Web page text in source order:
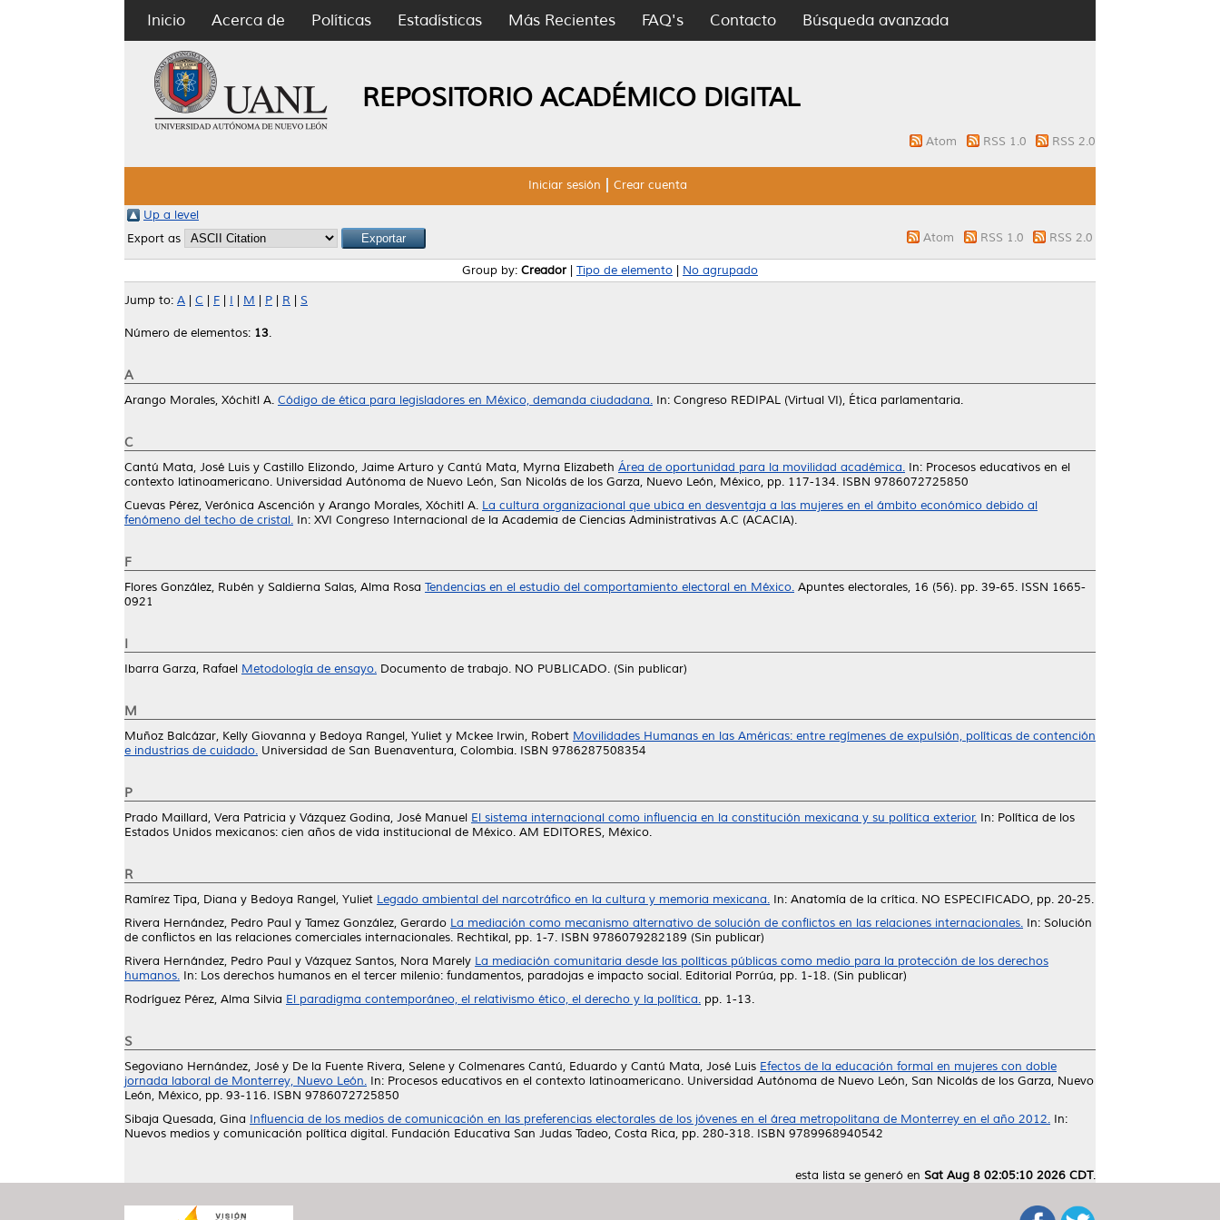
Inicio Acerca de Políticas Estadísticas Más Recientes FAQ's Contacto Búsqueda avanzada
REPOSITORIO ACADÉMICO DIGITAL
Atom RSS 1.0 RSS 2.0
Iniciar sesión Crear cuenta
Up a level
Export as
Atom RSS 1.0 RSS 2.0
Group by: Creador Tipo de elemento No agrupado
Jump to: A C F I M P R S
Número de elementos: 13.
A
Arango Morales, Xóchitl A. Código de ética para legisladores en México, demanda ciudadana. In: Congreso REDIPAL (Virtual VI), Ética parlamentaria.
C
Cantú Mata, José Luis y Castillo Elizondo, Jaime Arturo y Cantú Mata, Myrna Elizabeth Área de oportunidad para la movilidad académica. In: Procesos educativos en el
contexto latinoamericano. Universidad Autónoma de Nuevo León, San Nicolás de los Garza, Nuevo León, México, pp. 117-134. ISBN 9786072725850
Cuevas Pérez, Verónica Ascención y Arango Morales, Xóchitl A. La cultura organizacional que ubica en desventaja a las mujeres en el ámbito económico debido al
fenómeno del techo de cristal. In: XVI Congreso Internacional de la Academia de Ciencias Administrativas A.C (ACACIA).
F
Flores González, Rubén y Saldierna Salas, Alma Rosa Tendencias en el estudio del comportamiento electoral en México. Apuntes electorales, 16 (56). pp. 39-65. ISSN 1665-
0921
I
Ibarra Garza, Rafael Metodología de ensayo. Documento de trabajo. NO PUBLICADO. (Sin publicar)
M
Muñoz Balcázar, Kelly Giovanna y Bedoya Rangel, Yuliet y Mckee Irwin, Robert Movilidades Humanas en las Américas: entre regímenes de expulsión, políticas de contención
e industrias de cuidado. Universidad de San Buenaventura, Colombia. ISBN 9786287508354
P
Prado Maillard, Vera Patricia y Vázquez Godina, José Manuel El sistema internacional como influencia en la constitución mexicana y su política exterior. In: Política de los
Estados Unidos mexicanos: cien años de vida institucional de México. AM EDITORES, México.
R
Ramírez Tipa, Diana y Bedoya Rangel, Yuliet Legado ambiental del narcotráfico en la cultura y memoria mexicana. In: Anatomía de la crítica. NO ESPECIFICADO, pp. 20-25.
Rivera Hernández, Pedro Paul y Tamez González, Gerardo La mediación como mecanismo alternativo de solución de conflictos en las relaciones internacionales. In: Solución
de conflictos en las relaciones comerciales internacionales. Rechtikal, pp. 1-7. ISBN 9786079282189 (Sin publicar)
Rivera Hernández, Pedro Paul y Vázquez Santos, Nora Marely La mediación comunitaria desde las políticas públicas como medio para la protección de los derechos
humanos. In: Los derechos humanos en el tercer milenio: fundamentos, paradojas e impacto social. Editorial Porrúa, pp. 1-18. (Sin publicar)
Rodríguez Pérez, Alma Silvia El paradigma contemporáneo, el relativismo ético, el derecho y la política. pp. 1-13.
S
Segoviano Hernández, José y De la Fuente Rivera, Selene y Colmenares Cantú, Eduardo y Cantú Mata, José Luis Efectos de la educación formal en mujeres con doble
jornada laboral de Monterrey, Nuevo León. In: Procesos educativos en el contexto latinoamericano. Universidad Autónoma de Nuevo León, San Nicolás de los Garza, Nuevo
León, México, pp. 93-116. ISBN 9786072725850
Sibaja Quesada, Gina Influencia de los medios de comunicación en las preferencias electorales de los jóvenes en el área metropolitana de Monterrey en el año 2012. In:
Nuevos medios y comunicación política digital. Fundación Educativa San Judas Tadeo, Costa Rica, pp. 280-318. ISBN 9789968940542
esta lista se generó en Sat Aug 8 02:05:10 2026 CDT.